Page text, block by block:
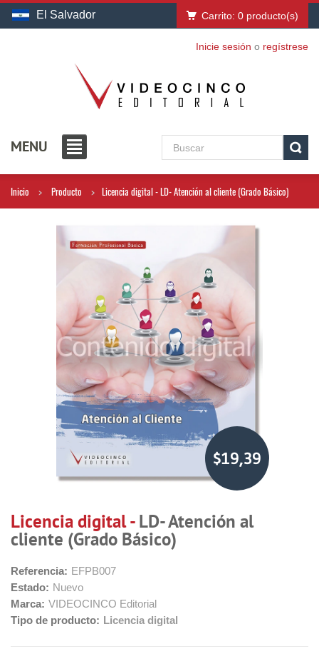
El Salvador Carrito: 0 producto(s)
Inicie sesión o regístrese
MENU
Inicio Producto Licencia digital - LD- Atención al cliente (Grado Básico)
$19,39
Licencia digital -LD- Atención al
cliente (Grado Básico)
Referencia: EFPB007
Estado: Nuevo
Marca: VIDEOCINCO Editorial
Tipo de producto: Licencia digital